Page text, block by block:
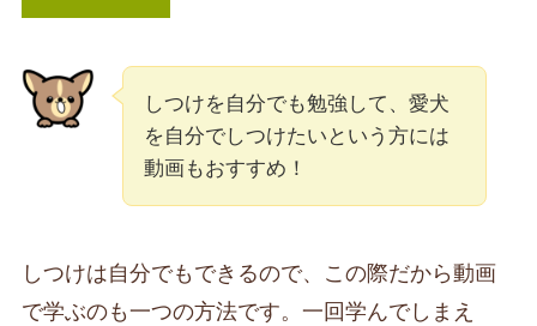
しつけを自分でも勉強して、愛犬
を自分でしつけたいという方には
動画もおすすめ！
しつけは自分でもできるので、この際だから動画
で学ぶのも一つの方法です。一回学んでしまえ